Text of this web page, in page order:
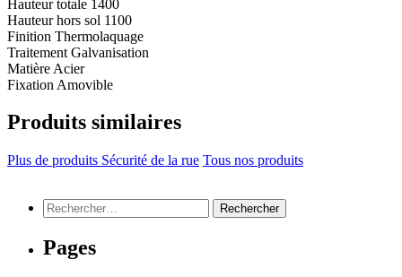
Hauteur totale 1400
Hauteur hors sol 1100
Finition Thermolaquage
Traitement Galvanisation
Matière Acier
Fixation Amovible
Produits similaires
Plus de produits Sécurité de la rue Tous nos produits
Rechercher :
Pages